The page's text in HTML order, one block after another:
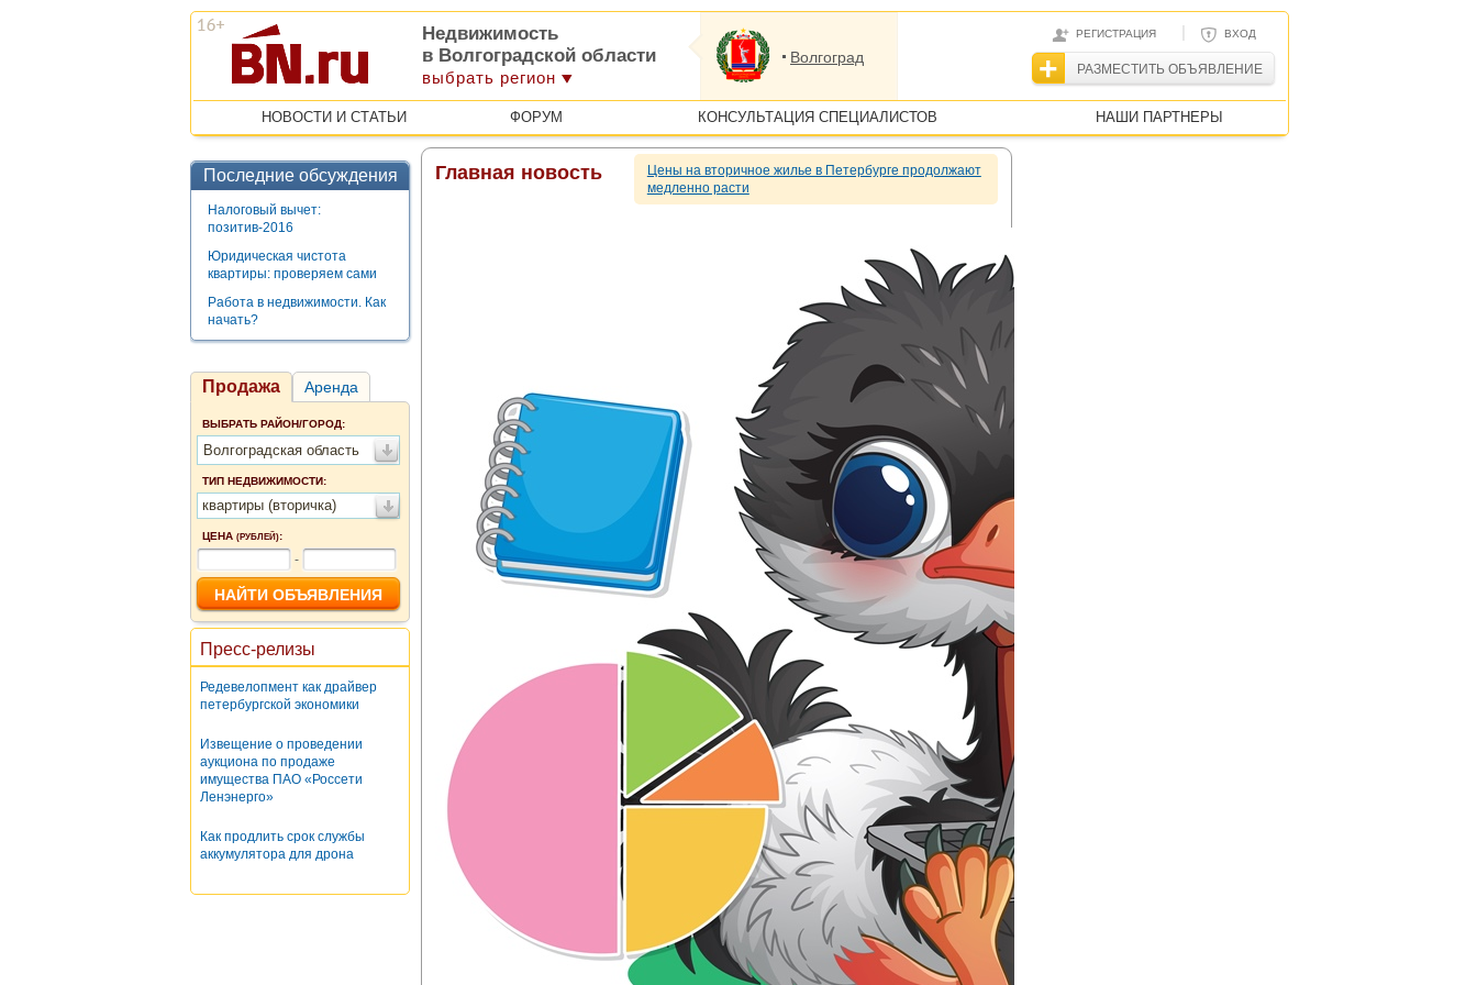
РЕГИСТРАЦИЯ | ВХОД
РАЗМЕСТИТЬ ОБЪЯВЛЕНИЕ
Недвижимость
в Волгоградской области
выбрать регион
Волгоград
НОВОСТИ И СТАТЬИ ФОРУМ КОНСУЛЬТАЦИЯ СПЕЦИАЛИСТОВ НАШИ ПАРТНЕРЫ
Последние обсуждения
Налоговый вычет:
позитив-2016
Юридическая чистота
квартиры: проверяем сами
Работа в недвижимости. Как
начать?
Продажа Аренда
ВЫБРАТЬ РАЙОН/ГОРОД:
Волгоградская область
ТИП НЕДВИЖИМОСТИ:
квартиры (вторичка)
ЦЕНА (РУБЛЕЙ):
-
Пресс-релизы
Редевелопмент как драйвер
петербургской экономики
Извещение о проведении
аукциона по продаже
имущества ПАО «Россети
Ленэнерго»
Как продлить срок службы
аккумулятора для дрона
Главная новость
Цены на вторичное жилье в Петербурге продолжают
медленно расти